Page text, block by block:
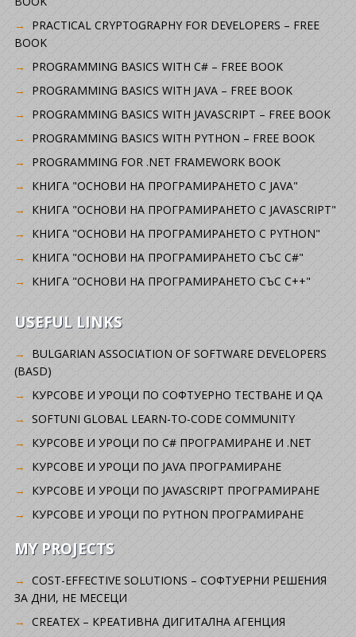
PRACTICAL CRYPTOGRAPHY FOR DEVELOPERS – FREE
BOOK
PROGRAMMING BASICS WITH C# – FREE BOOK
PROGRAMMING BASICS WITH JAVA – FREE BOOK
PROGRAMMING BASICS WITH JAVASCRIPT – FREE BOOK
PROGRAMMING BASICS WITH PYTHON – FREE BOOK
PROGRAMMING FOR .NET FRAMEWORK BOOK
КНИГА "ОСНОВИ НА ПРОГРАМИРАНЕТО С JAVA"
КНИГА "ОСНОВИ НА ПРОГРАМИРАНЕТО С JAVASCRIPT"
КНИГА "ОСНОВИ НА ПРОГРАМИРАНЕТО С PYTHON"
КНИГА "ОСНОВИ НА ПРОГРАМИРАНЕТО СЪС C#"
КНИГА "ОСНОВИ НА ПРОГРАМИРАНЕТО СЪС C++"
USEFUL LINKS
BULGARIAN ASSOCIATION OF SOFTWARE DEVELOPERS
(BASD)
KУРСОВЕ И УРОЦИ ПО СОФТУЕРНО ТЕСТВАНЕ И QA
SOFTUNI GLOBAL LEARN-TO-CODE COMMUNITY
КУРСОВЕ И УРОЦИ ПО C# ПРОГРАМИРАНЕ И .NET
КУРСОВЕ И УРОЦИ ПО JAVA ПРОГРАМИРАНЕ
КУРСОВЕ И УРОЦИ ПО JAVASCRIPT ПРОГРАМИРАНЕ
КУРСОВЕ И УРОЦИ ПО PYTHON ПРОГРАМИРАНЕ
MY PROJECTS
COST-EFFECTIVE SOLUTIONS – СОФТУЕРНИ РЕШЕНИЯ
ЗА ДНИ, НЕ МЕСЕЦИ
CREATEX – КРЕАТИВНА ДИГИТАЛНА АГЕНЦИЯ